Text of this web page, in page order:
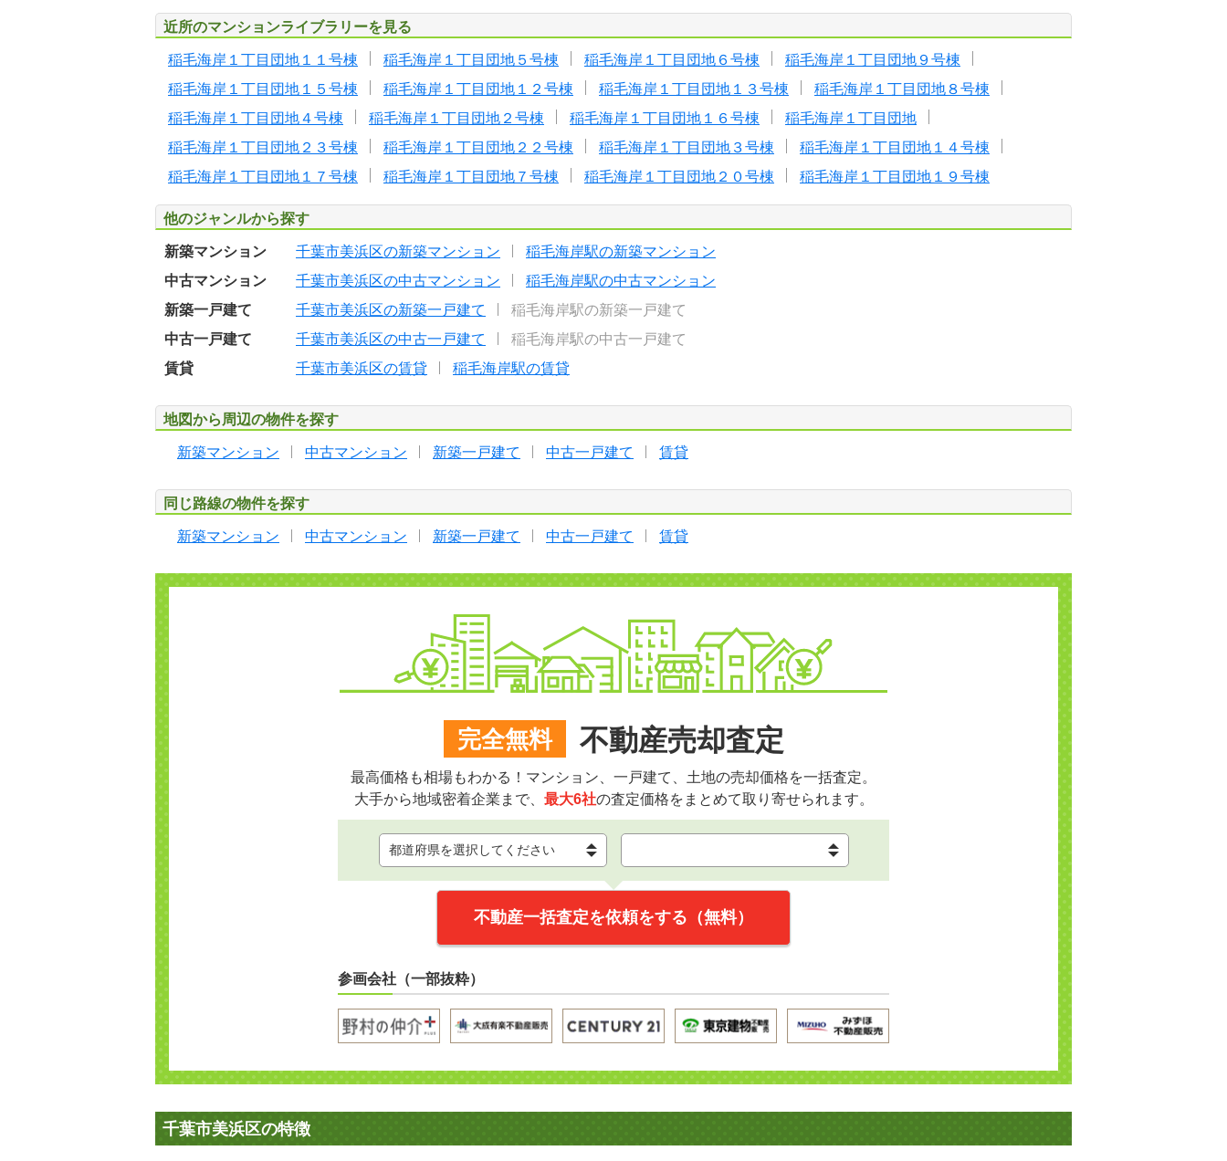
近所のマンションライブラリーを見る
稲毛海岸１丁目団地１１号棟 稲毛海岸１丁目団地５号棟 稲毛海岸１丁目団地６号棟
稲毛海岸１丁目団地９号棟
稲毛海岸１丁目団地１５号棟
稲毛海岸１丁目団地１２号棟 稲毛海岸１丁目団地１３号棟
稲毛海岸１丁目団地８号棟
稲毛海岸１丁目団地４号棟
稲毛海岸１丁目団地２号棟 稲毛海岸１丁目団地１６号棟
稲毛海岸１丁目団地
稲毛海岸１丁目団地２３号棟
稲毛海岸１丁目団地２２号棟 稲毛海岸１丁目団地３号棟
稲毛海岸１丁目団地１４号棟
稲毛海岸１丁目団地１７号棟
稲毛海岸１丁目団地７号棟 稲毛海岸１丁目団地２０号棟 稲毛海岸１丁目団地１９号棟
他のジャンルから探す
新築マンション 千葉市美浜区の新築マンション
稲毛海岸駅の新築マンション
中古マンション
千葉市美浜区の中古マンション
稲毛海岸駅の中古マンション
新築一戸建て
千葉市美浜区の新築一戸建て
稲毛海岸駅の新築一戸建て
中古一戸建て
千葉市美浜区の中古一戸建て
稲毛海岸駅の中古一戸建て
賃貸
千葉市美浜区の賃貸 稲毛海岸駅の賃貸
地図から周辺の物件を探す
新築マンション 中古マンション 新築一戸建て 中古一戸建て 賃貸
同じ路線の物件を探す
新築マンション 中古マンション 新築一戸建て 中古一戸建て 賃貸
完全無料 不動産売却査定
最高価格も相場もわかる！マンション、一戸建て、土地の売却価格を一括査定。
大手から地域密着企業まで、 最大6社の査定価格をまとめて取り寄せられます。
不動産一括査定を依頼をする（無料）
参画会社（一部抜粋）
千葉市美浜区の特徴